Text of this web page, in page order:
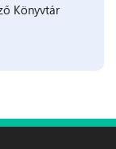
Könyvtár